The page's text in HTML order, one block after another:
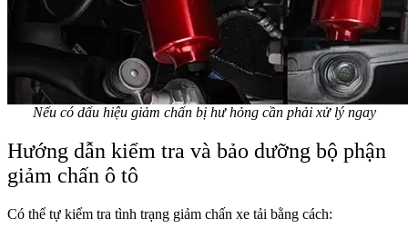
Nếu có dấu hiệu giảm chấn bị hư hỏng cần phải xử lý ngay
Hướng dẫn kiểm tra và bảo dưỡng bộ phận
giảm chấn ô tô
Có thể tự kiểm tra tình trạng giảm chấn xe tải bằng cách: